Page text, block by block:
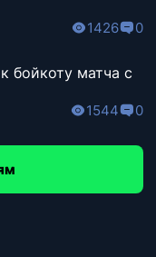
1426 0
бойкоту матча с
1544 0